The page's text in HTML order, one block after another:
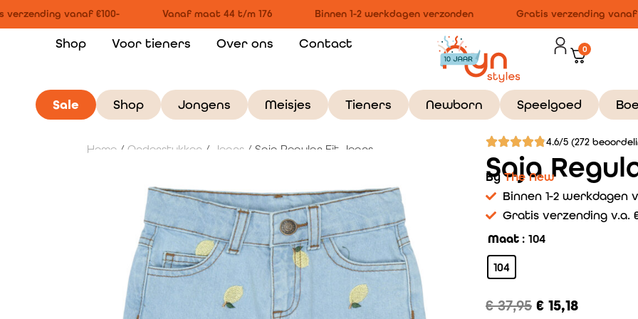
vanaf €100- Vanaf maat 44 t/m 176 Binnen 1-2 werkdagen verzonden Gratis verzending vanaf
Shop Voor tieners Over ons Contact 0
Sale Shop Jongens Meisjes Tieners Newborn Speelgoed
Home / Onderstukken / Jeans / Saja Regular Fit Jeans
4.6/5 (272
Saja
ByThe New
Binnen 1-2 werkdagen
Gratis verzending v.a.
Maat : 104
104
€37,95 € 15,18